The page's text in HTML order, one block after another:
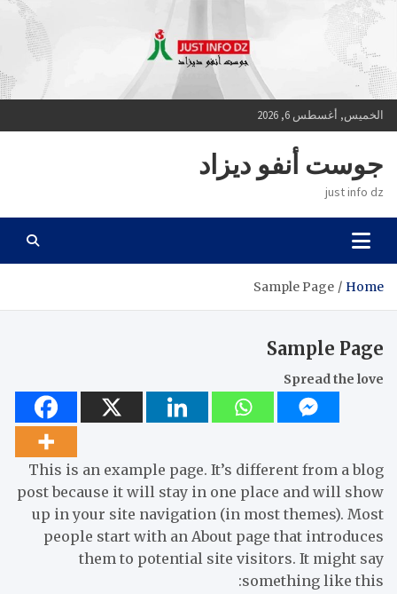
Skip
content
الخميس, أغسطس 6, 2026
جوست أنفو ديزاد
just info dz
Home
Sample Page
Sample Page
Spread the love
This is an example page. It’s different from a blog
post because it will stay in one place and will show
up in your site navigation (in most themes). Most
people start with an About page that introduces
them to potential site visitors. It might say
something like this: